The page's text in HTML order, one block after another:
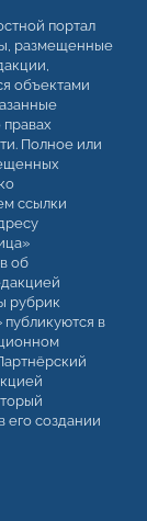
портал
размещенные
объектами
Полное или
ссылки
об
рубрик
в
его создании